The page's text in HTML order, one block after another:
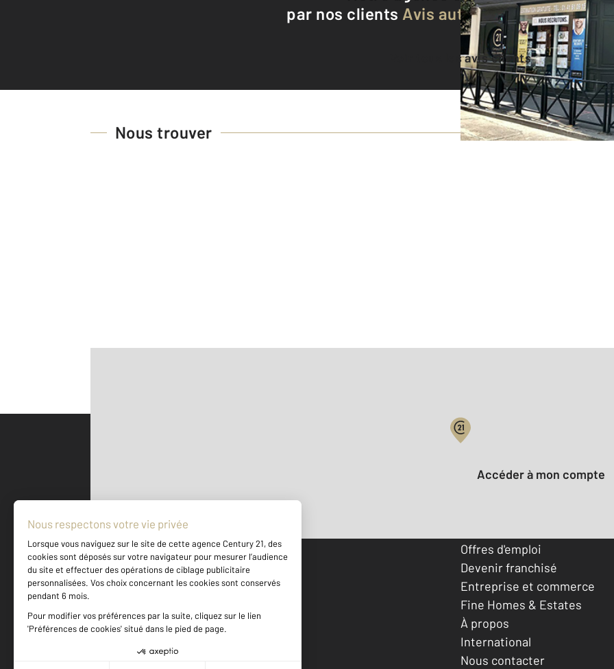
par nos clients Avis authentifiés par
Voir tous les avis clients
Nous trouver
500 m
Votre compte :
Accéder à mon compte
Achat
Location
Offres d'emploi
Devenir franchisé
Entreprise et commerce
Fine Homes & Estates
À propos
International
Nous contacter